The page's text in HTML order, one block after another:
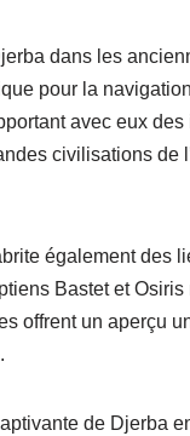
dans les
pour la
avec eux
civilisations de
également des
Bastet et
offrent un aperçu
de Djerba